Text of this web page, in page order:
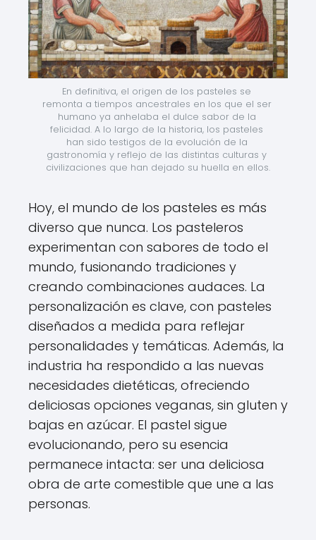
En definitiva, el origen de los pasteles se
remonta a tiempos ancestrales en los que el ser
humano ya anhelaba el dulce sabor de la
felicidad. A lo largo de la historia, los pasteles
han sido testigos de la evolución de la
gastronomía y reflejo de las distintas culturas y
civilizaciones que han dejado su huella en ellos.
Hoy, el mundo de los pasteles es más
diverso que nunca. Los pasteleros
experimentan con sabores de todo el
mundo, fusionando tradiciones y
creando combinaciones audaces. La
personalización es clave, con pasteles
diseñados a medida para reflejar
personalidades y temáticas. Además, la
industria ha respondido a las nuevas
necesidades dietéticas, ofreciendo
deliciosas opciones veganas, sin gluten y
bajas en azúcar. El pastel sigue
evolucionando, pero su esencia
permanece intacta: ser una deliciosa
obra de arte comestible que une a las
personas.